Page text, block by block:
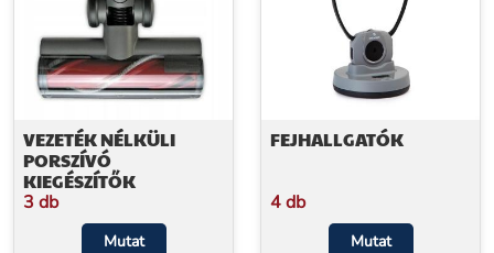
VEZETÉK NÉLKÜLI
PORSZÍVÓ
KIEGÉSZÍTŐK
3 db
Mutat
FEJHALLGATÓK
4 db
Mutat